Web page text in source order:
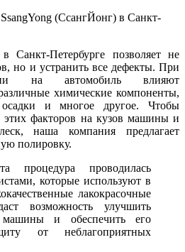
Санкт-Петербурге позволяет не
но и устранить все дефекты. При
на автомобиль влияют
химические компоненты,
осадки и многое другое. Чтобы
этих факторов на кузов машины и
наша компания предлагает
полировку.
процедура проводилась
которые используют в
лакокрасочные
возможность улучшить
машины и обеспечить его
от неблагоприятных